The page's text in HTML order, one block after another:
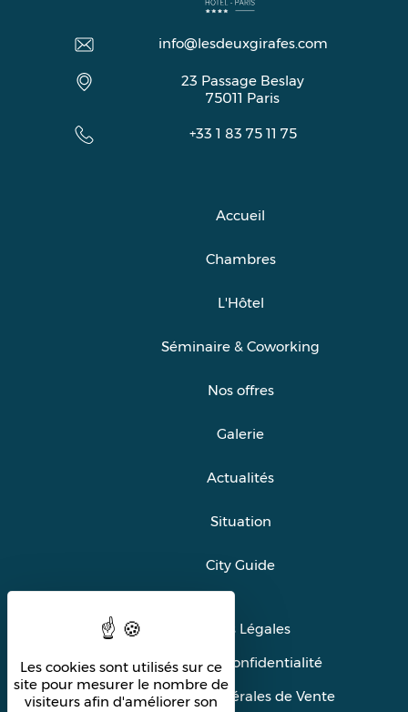
info@lesdeuxgirafes.com
23 Passage Beslay
75011 Paris
+33 1 83 75 11 75
Accueil
Chambres
L'Hôtel
Séminaire & Coworking
Nos offres
Galerie
Actualités
Situation
City Guide
Mentions Légales
Politique de confidentialité
Conditions Générales de Vente
Les cookies sont utilisés sur ce
site pour mesurer le nombre de
visiteurs afin d'améliorer son